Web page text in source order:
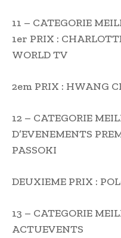
11 – CATEGORIE
1er PRIX :
WORLD TV
2em PRIX : HWANG
12 – CATEGORIE
D’EVENEMENTS
PASSOKI
DEUXIEME PRIX :
13 – CATEGORIE
ACTUEVENTS